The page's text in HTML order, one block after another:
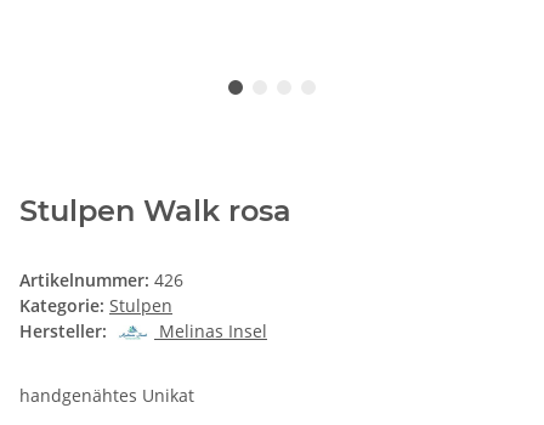
Stulpen Walk rosa
Artikelnummer: 426
Kategorie: Stulpen
Hersteller:
Melinas Insel
handgenähtes Unikat